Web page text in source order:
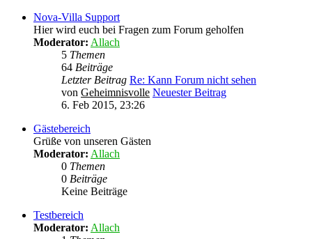
Nova-Villa Support
Hier wird euch bei Fragen zum Forum geholfen
Moderator: Allach
5 Themen
64 Beiträge
Letzter Beitrag Re: Kann Forum nicht sehen
von Geheimnisvolle Neuester Beitrag
6. Feb 2015, 23:26
Gästebereich
Grüße von unseren Gästen
Moderator: Allach
0 Themen
0 Beiträge
Keine Beiträge
Testbereich
Moderator: Allach